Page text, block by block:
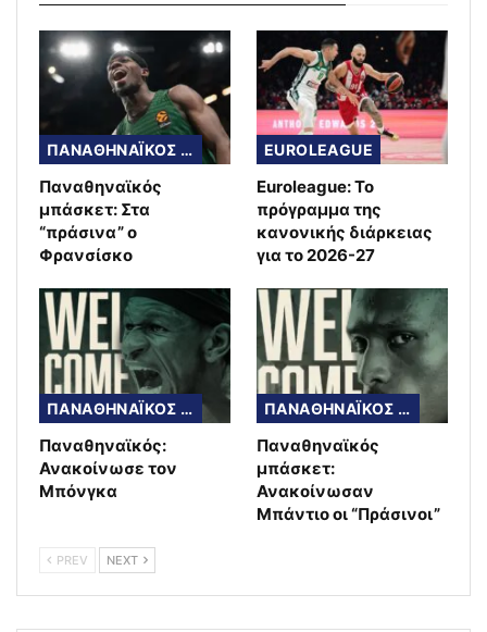
ΠΑΝΑΘΗΝΑΪΚΟΣ ΜΠΑΣΚΕΤ
Παναθηναϊκός
μπάσκετ: Στα
“πράσινα” ο
Φρανσίσκο
EUROLEAGUE
Euroleague: Το
πρόγραμμα της
κανονικής διάρκειας
για το 2026-27
ΠΑΝΑΘΗΝΑΪΚΟΣ ΜΠΑΣΚΕΤ
Παναθηναϊκός:
Ανακοίνωσε τον
Μπόνγκα
ΠΑΝΑΘΗΝΑΪΚΟΣ ΜΠΑΣΚΕΤ
Παναθηναϊκός
μπάσκετ:
Ανακοίνωσαν
Μπάντιο οι “Πράσινοι”
PREV NEXT